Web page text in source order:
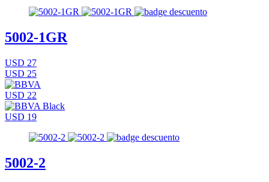
5002-1GR
USD 27
USD 25
USD 22
USD 19
5002-2